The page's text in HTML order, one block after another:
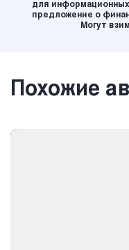
для
предложение о
Могут
Похожие